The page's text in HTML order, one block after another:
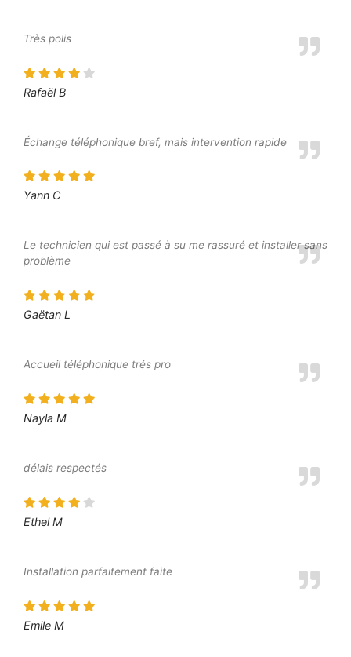
Très polis
Rafaël B
Échange téléphonique bref, mais intervention rapide
Yann C
Le technicien qui est passé à su me rassuré et installer sans
problème
Gaëtan L
Accueil téléphonique trés pro
Nayla M
délais respectés
Ethel M
Installation parfaitement faite
Emile M